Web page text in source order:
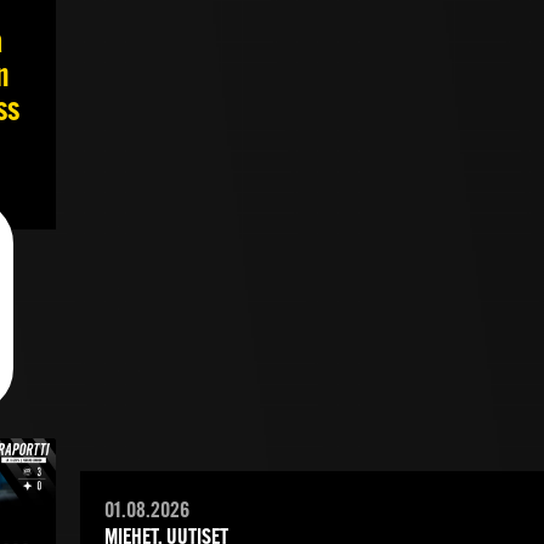
01.08.2026
MIEHET, UUTISET